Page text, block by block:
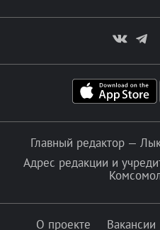
Главный редактор —
Адрес редакции и
О проекте Вакансии